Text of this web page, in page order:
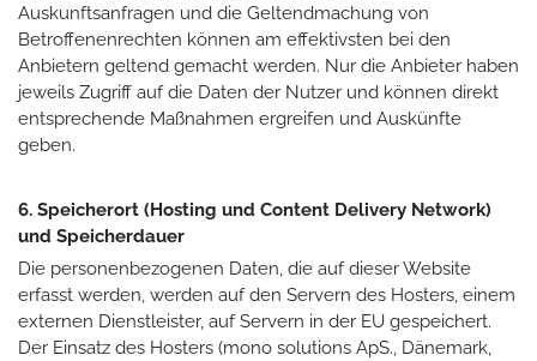
Auskunftsanfragen und die Geltendmachung von
Betroffenenrechten können am effektivsten bei den
Anbietern geltend gemacht werden. Nur die Anbieter haben
jeweils Zugriff auf die Daten der Nutzer und können direkt
entsprechende Maßnahmen ergreifen und Auskünfte
geben.
6. Speicherort (Hosting und Content Delivery Network)
und Speicherdauer
Die personenbezogenen Daten, die auf dieser Website
erfasst werden, werden auf den Servern des Hosters, einem
externen Dienstleister, auf Servern in der EU gespeichert.
Der Einsatz des Hosters (mono solutions ApS., Dänemark,